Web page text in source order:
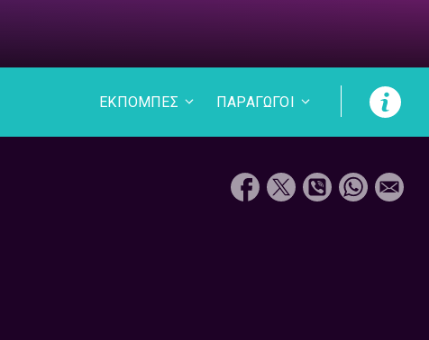
ΕΚΠΟΜΠΕΣ ΠΑΡΑΓΩΓΟΙ